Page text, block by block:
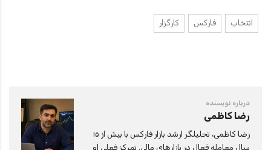
انتخاب فارکس کارگزار
درباره نویسنده
رضا کاظمی
رضا کاظمی، تحلیلگر ارشد بازار فارکس با بیش از ۱۵
سال معامله فعال در بازارهای مالی. تمرکز فعلی او